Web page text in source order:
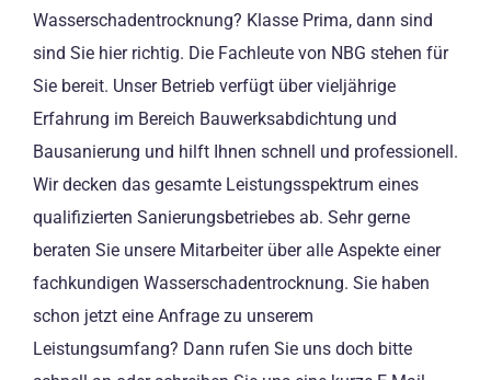
Wasserschadentrocknung? Klasse Prima, dann sind
sind Sie hier richtig. Die Fachleute von NBG stehen für
Sie bereit. Unser Betrieb verfügt über vieljährige
Erfahrung im Bereich Bauwerksabdichtung und
Bausanierung und hilft Ihnen schnell und professionell.
Wir decken das gesamte Leistungsspektrum eines
qualifizierten Sanierungsbetriebes ab. Sehr gerne
beraten Sie unsere Mitarbeiter über alle Aspekte einer
fachkundigen Wasserschadentrocknung. Sie haben
schon jetzt eine Anfrage zu unserem
Leistungsumfang? Dann rufen Sie uns doch bitte